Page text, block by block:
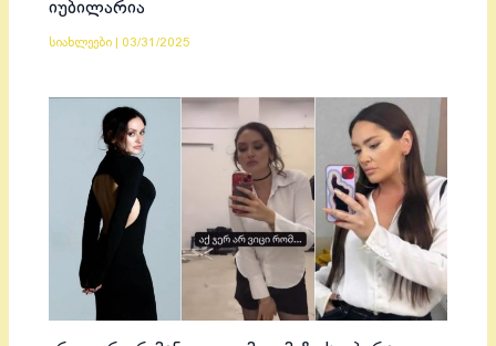
იუბილარია
სიახლეები 03/31/2025